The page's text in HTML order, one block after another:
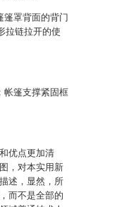
篷罩背面的背门
拉链拉开的使
帐篷支撑紧固框
优点更加清
，对本实用新
述，显然，所
而不是全部的